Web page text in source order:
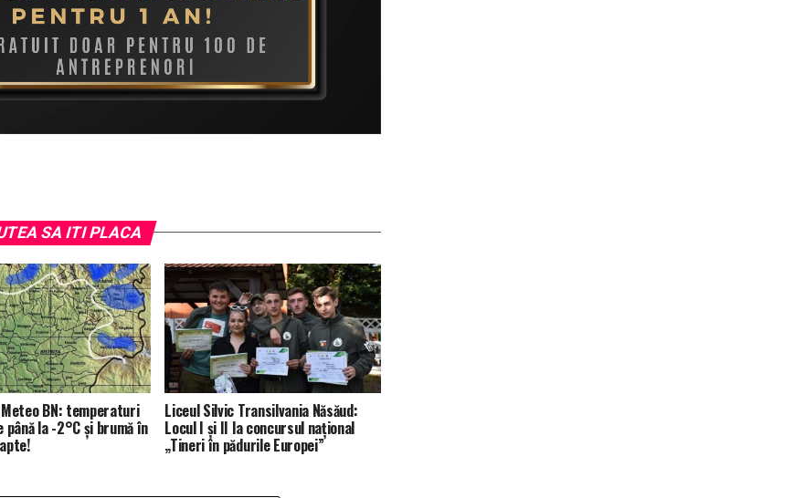
SA ITI PLACA
BN: temperaturi
până la -2°C și brumă în
Liceul Silvic Transilvania Năsăud:
Locul I și II la concursul național
„Tineri în pădurile Europei”